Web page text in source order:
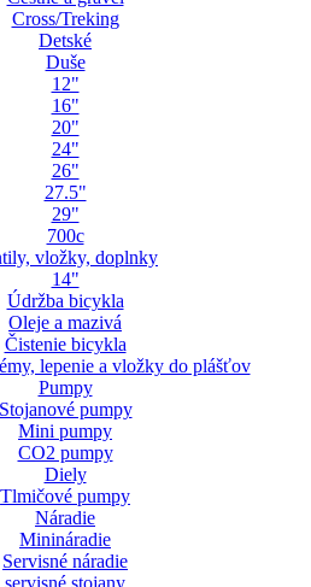
Cross/Treking
Detské
Duše
12"
16"
20"
24"
26"
27.5"
29"
700c
vložky, doplnky
14"
Údržba bicykla
Oleje a mazivá
Čistenie bicykla
lepenie a vložky do plášťov
Pumpy
Stojanové pumpy
Mini pumpy
CO2 pumpy
Diely
Tlmičové pumpy
Náradie
Minináradie
Servisné náradie
servisné stojany